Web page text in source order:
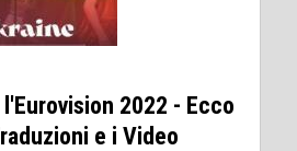
2022 - Ecco
e i Video